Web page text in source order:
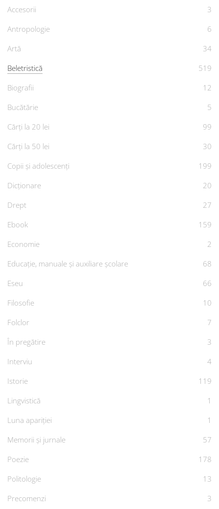
Accesorii
3
Antropologie
6
Artă
34
Beletristică
519
Biografii
12
Bucătărie
5
Cărți la 20 lei
99
Cărți la 50 lei
30
Copii și adolescenți
199
Dicționare
20
Drept
27
Ebook
159
Economie
2
Educație, manuale și auxiliare școlare
68
Eseu
66
Filosofie
10
Folclor
7
În pregătire
3
Interviu
4
Istorie
119
Lingvistică
1
Luna apariției
1
Memorii și jurnale
57
Poezie
178
Politologie
13
Precomenzi
3